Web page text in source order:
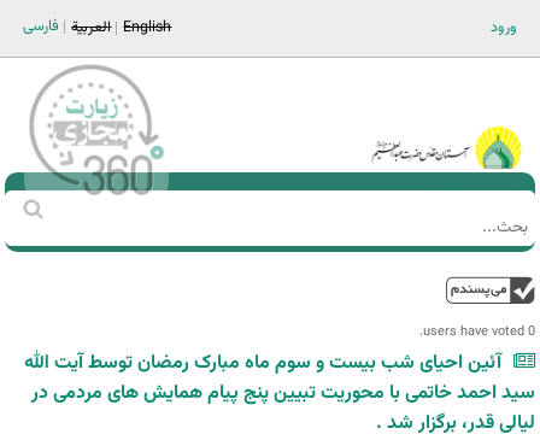
ورود فارسی العربية English
Main men-AR
استمارة
‏
0 users have voted.
آئین احیای شب بیست و سوم ماه مبارک رمضان توسط آیت الله
سید احمد خاتمی با محوریت تبیین پنج پیام همایش های مردمی در
لیالی قدر، برگزار شد .